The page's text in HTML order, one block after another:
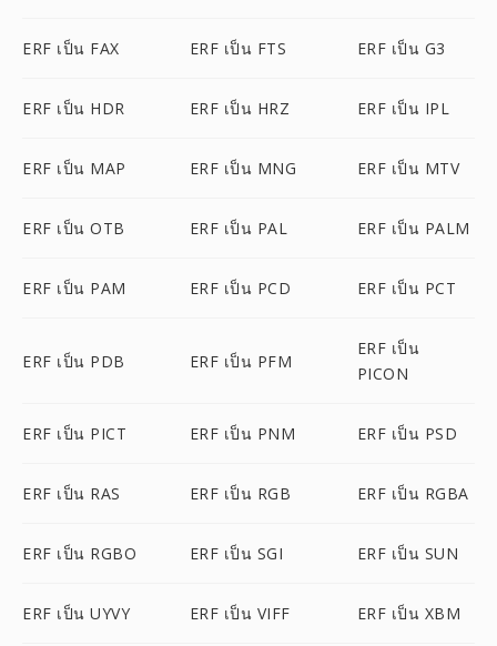
ERF เป็น FAX ERF เป็น FTS ERF เป็น G3
ERF เป็น HDR ERF เป็น HRZ ERF เป็น IPL
ERF เป็น MAP ERF เป็น MNG ERF เป็น MTV
ERF เป็น OTB ERF เป็น PAL ERF เป็น PALM
ERF เป็น PAM ERF เป็น PCD ERF เป็น PCT
ERF เป็น PDB ERF เป็น PFM
ERF เป็น
PICON
ERF เป็น PICT ERF เป็น PNM ERF เป็น PSD
ERF เป็น RAS ERF เป็น RGB ERF เป็น RGBA
ERF เป็น RGBO ERF เป็น SGI ERF เป็น SUN
ERF เป็น UYVY ERF เป็น VIFF ERF เป็น XBM